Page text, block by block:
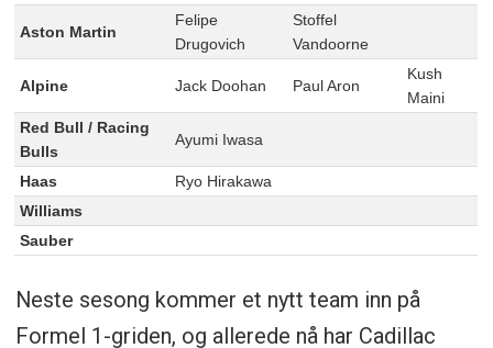
Aston Martin
Felipe
Drugovich
Stoffel
Vandoorne
Alpine Jack Doohan Paul Aron
Kush
Maini
Red Bull / Racing
Bulls
Ayumi Iwasa
Haas
Ryo Hirakawa
Williams
Sauber
Neste sesong kommer et nytt team inn på
Formel 1-griden, og allerede nå har Cadillac